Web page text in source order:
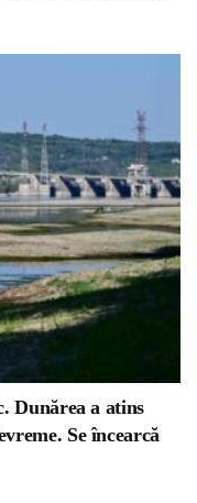
Dunărea a atins
Se încearcă